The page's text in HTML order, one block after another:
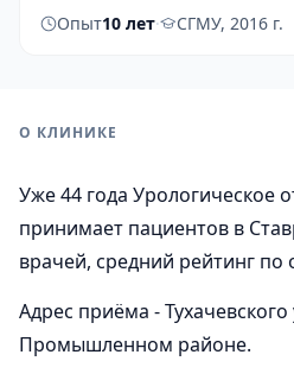
Опыт10 лет· СГМУ, 2016 г.
О КЛИНИКЕ
Уже 44 года Урологическое
принимает пациентов в
врачей, средний рейтинг по
Адрес приёма - Тухачевского
Промышленном районе.